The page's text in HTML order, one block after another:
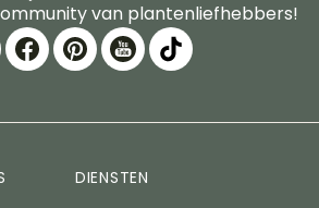
van plantenliefhebbers!
DIENSTEN